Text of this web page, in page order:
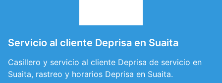
Servicio al cliente Deprisa en Suaita
Casillero y servicio al cliente Deprisa de servicio en
Suaita, rastreo y horarios Deprisa en Suaita.